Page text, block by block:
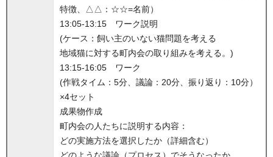
特徴、△△：☆☆=名前）
13:05-13:15 ワーク説明
(ケース：飼い主のいない猫問題を考える
地域猫に対する町内会の取り組みを考える。)
13:15-16:05 ワーク
(作戦タイム：5分、議論：20分、振り返り：10分）
×4セット
成果物作成
町内会の人たちに説明する内容：
どの実施方法を選択したか（詳細含む）